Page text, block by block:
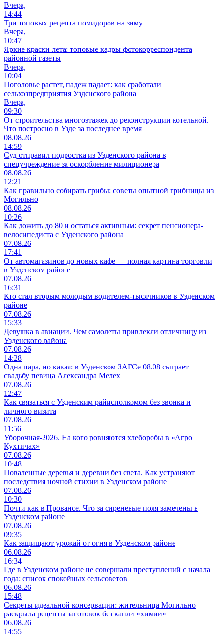
Вчера,
14:44
Три топовых рецепта помидоров на зиму
Вчера,
10:47
Яркие краски лета: топовые кадры фотокорреспондента
районной газеты
Вчера,
10:04
Поголовье растет, падеж падает: как сработали
сельхозпредприятия Узденского района
Вчера,
09:30
От строительства многоэтажек до реконструкции котельной.
Что построено в Узде за последнее время
08.08.26
14:59
Суд отправил подростка из Узденского района в
спецучреждение за оскорбление милиционера
08.08.26
12:21
Как правильно собирать грибы: советы опытной грибницы из
Могильно
08.08.26
10:26
Как дожить до 80 и остаться активным: секрет пенсионера-
велосипедиста с Узденского района
07.08.26
17:41
От автомагазинов до новых кафе — полная картина торговли
в Узденском районе
07.08.26
16:31
Кто стал вторым молодым водителем-тысячников в Узденском
районе
07.08.26
15:33
Девушка в авиации. Чем самолеты привлекли отличницу из
Узденского района
07.08.26
14:28
Одна пара, но какая: в Узденском ЗАГСе 08.08 сыграет
свадьбу певица Александра Мелех
07.08.26
12:47
Как связаться с Узденским райисполкомом без звонка и
личного визита
07.08.26
11:56
Уборочная-2026. На кого ровняются хлеборобы в «Агро
Кухтичах»
07.08.26
10:48
Поваленные деревья и деревни без света. Как устраняют
последствия ночной стихии в Узденском районе
07.08.26
10:30
Почти как в Провансе. Что за сиреневые поля замечены в
Узденском районе
07.08.26
09:35
Как защищают урожай от огня в Узденском районе
06.08.26
16:34
Где в Узденском районе не совершали преступлений с начала
года: список спокойных сельсоветов
06.08.26
15:48
Секреты идеальной консервации: жительница Могильно
раскрыла рецепты заготовок без капли «химии»
06.08.26
14:55